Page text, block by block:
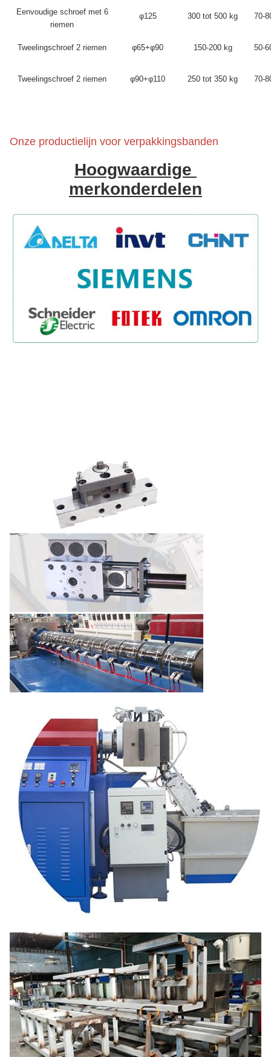
Eenvoudige schroef met 6
riemen
φ125 300 tot 500 kg 70-
Tweelingschroef 2 riemen φ65+φ90 150-200 kg 50-
Tweelingschroef 2 riemen φ90+φ110 250 tot 350 kg 70-
Onze productielijn voor verpakkingsbanden
Hoogwaardige
merkonderdelen